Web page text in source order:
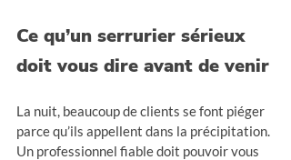
Ce qu’un serrurier sérieux
doit vous dire avant de venir
La nuit, beaucoup de clients se font piéger
parce qu’ils appellent dans la précipitation.
Un professionnel fiable doit pouvoir vous